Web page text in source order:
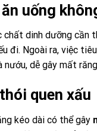
uống
chất dinh dưỡng cần
đi. Ngoài ra, việc
nướu, dễ gây mất
quen xấu
kéo dài có thể gây